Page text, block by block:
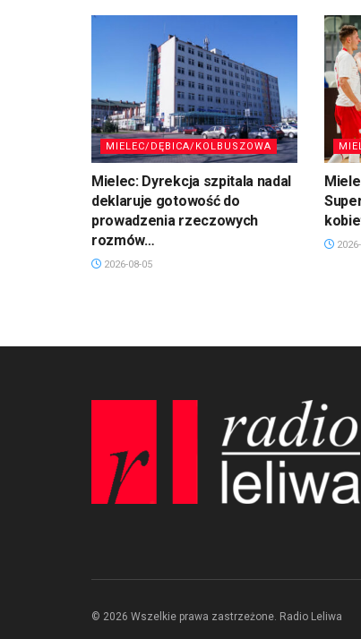
MIELEC/DĘBICA/KOLBUSZOWA
Mielec: Dyrekcja szpitala nadal
deklaruje gotowość do
prowadzenia rzeczowych
rozmów…
2026-08-05
© 2026 Wszelkie prawa zastrzeżone. Radio Leliwa